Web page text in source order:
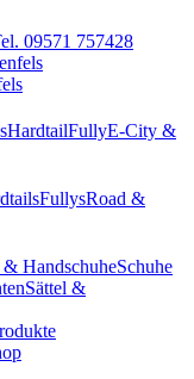
09571 757428
HardtailFullyE-City &
FullysRoad &
HandschuheSchuhe
Sättel &